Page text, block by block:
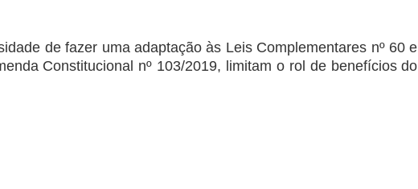
de fazer uma adaptação às Leis Complementares nº 60 e
Constitucional nº 103/2019, limitam o rol de benefícios do